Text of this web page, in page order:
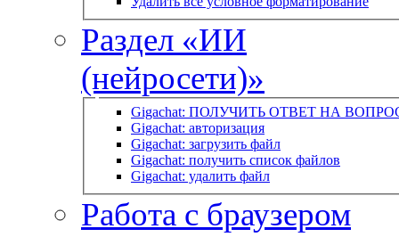
Раздел «ИИ
(нейросети)»
Gigachat: ПОЛУЧИТЬ ОТВЕТ НА
Gigachat: авторизация
Gigachat: загрузить файл
Gigachat: получить список файлов
Gigachat: удалить файл
Работа с браузером